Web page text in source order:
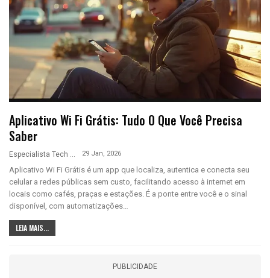
Aplicativo Wi Fi Grátis: Tudo O Que Você Precisa
Saber
29 Jan, 2026
Aplicativo Wi Fi Grátis é um app que localiza, autentica e conecta seu
celular a redes públicas sem custo, facilitando acesso à internet em
locais como cafés, praças e estações. É a ponte entre você e o sinal
disponível, com automatizações…
LEIA MAIS...
PUBLICIDADE